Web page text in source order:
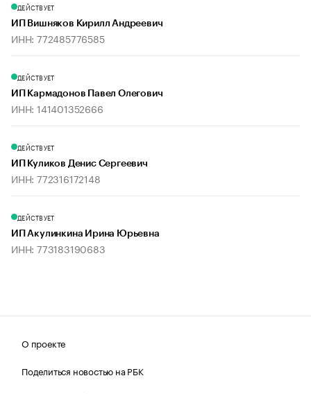
ДЕЙСТВУЕТ
ИП Вишняков Кирилл Андреевич
ИНН: 772485776585
ДЕЙСТВУЕТ
ИП Кармадонов Павел Олегович
ИНН: 141401352666
ДЕЙСТВУЕТ
ИП Куликов Денис Сергеевич
ИНН: 772316172148
ДЕЙСТВУЕТ
ИП Акулинкина Ирина Юрьевна
ИНН: 773183190683
О проекте
Поделиться новостью на РБК